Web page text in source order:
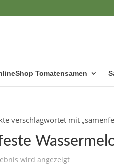
Tomatensamen
verschlagwortet mit
wird angezeigt